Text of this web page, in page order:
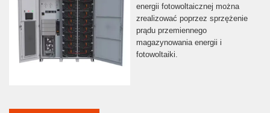
energii fotowoltaicznej można
zrealizować poprzez sprzężenie
prądu przemiennego
magazynowania energii i
fotowoltaiki.